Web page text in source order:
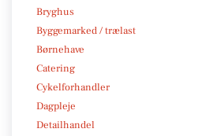
Bryghus
Byggemarked / trælast
Børnehave
Catering
Cykelforhandler
Dagpleje
Detailhandel